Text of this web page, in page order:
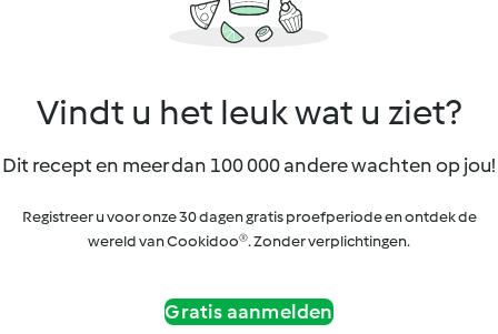
Vindt u het leuk wat u ziet?
Dit recept en meer dan 100 000 andere wachten op jou!
Registreer u voor onze 30 dagen gratis proefperiode en ontdek de
wereld van Cookidoo®. Zonder verplichtingen.
Gratis aanmelden